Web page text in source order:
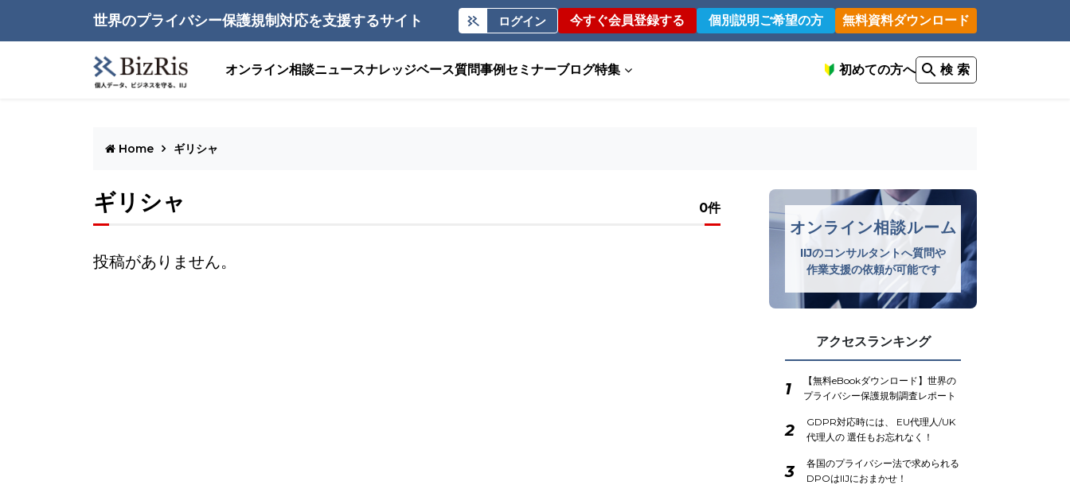
世界のプライバシー保護規制対応を支援するサイト ログイン 今すぐ会員登録する 個別説明ご希望の方 無料資料ダウンロード
オンライン相談ニュースナレッジベース質問事例 セミナーブログ特集 初めての方へ 検 索
Home ギリシャ
ギリシャ 0件
投稿がありません。
オンライン相談ルーム
IIJのコンサルタントへ質問や
作業支援の依頼が可能です
アクセスランキング
1
【無料eBookダウンロード】世界の
プライバシー保護規制調査レポート
2
GDPR対応時には、 EU代理人/UK
代理人の 選任もお忘れなく！
3
各国のプライバシー法で求められる
DPOはIIJにおまかせ！